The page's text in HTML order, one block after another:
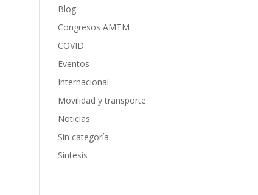
Blog
Congresos AMTM
COVID
Eventos
Internacional
Movilidad y transporte
Noticias
Sin categoría
Síntesis